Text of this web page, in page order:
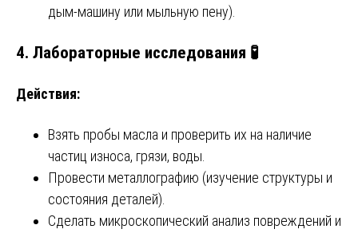
дым-машину или мыльную пену).
4. Лабораторные исследования 🧪
Действия:
Взять пробы масла и проверить их на наличие
частиц износа, грязи, воды.
Провести металлографию (изучение структуры и
состояния деталей).
Сделать микроскопический анализ повреждений и